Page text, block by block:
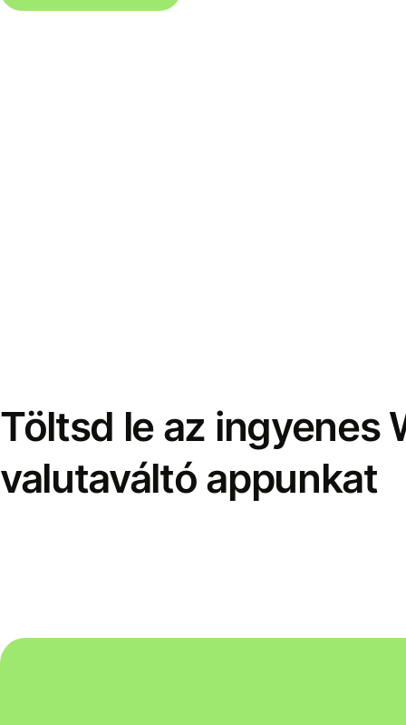
Töltsd le az ingyenes
valutaváltó appunkat